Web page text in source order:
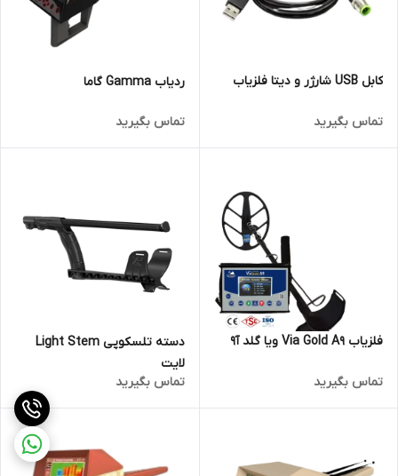
کابل USB شارژر و دیتا فلزیاب
تماس بگیرید
ردیاب Gamma گاما
تماس بگیرید
فلزیاب Via Gold A9 ویا گلد آ9
تماس بگیرید
دسته تلسکوپی Light Stem
لایت
تماس بگیرید